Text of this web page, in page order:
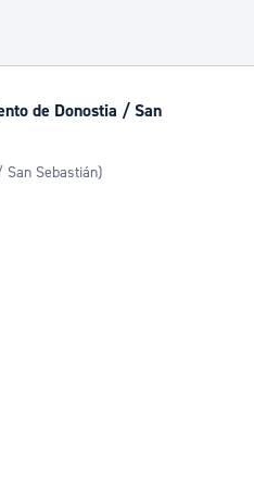
de Donostia / San
Sebastián)